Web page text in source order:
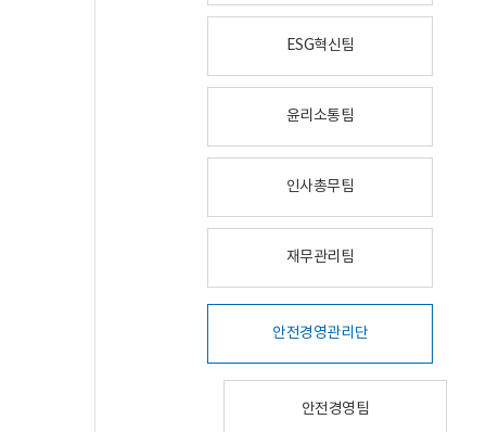
ESG혁신팀
윤리소통팀
인사총무팀
재무관리팀
안전경영관리단
안전경영팀